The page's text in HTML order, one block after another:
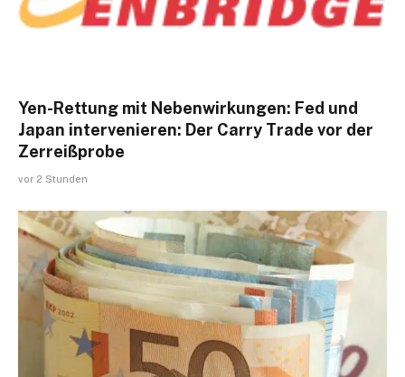
Yen-Rettung mit Nebenwirkungen: Fed und
Japan intervenieren: Der Carry Trade vor der
Zerreißprobe
vor 2 Stunden